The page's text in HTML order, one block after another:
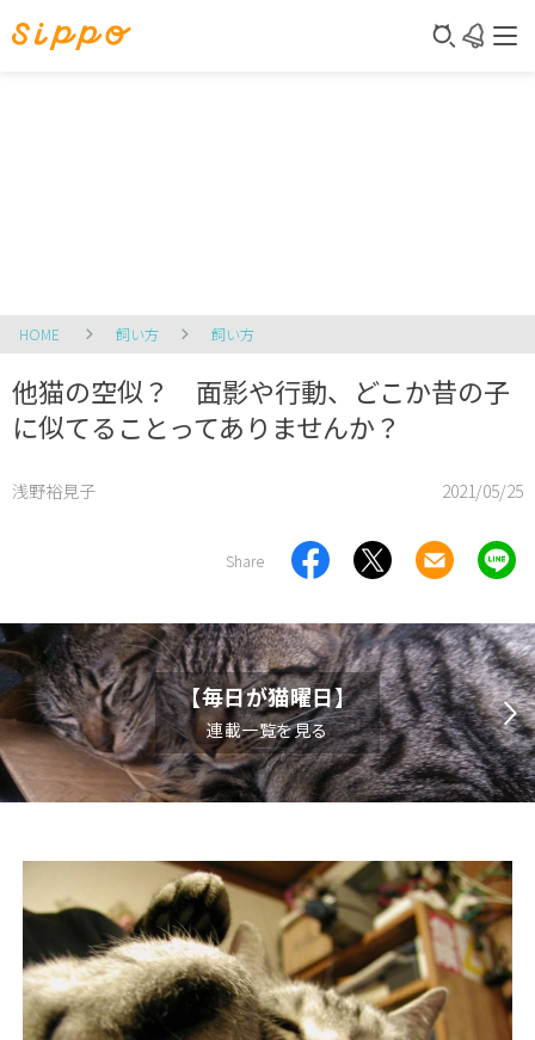
HOME 飼い方 飼い方
他猫の空似？ 面影や行動、どこか昔の子
に似てることってありませんか？
浅野裕見子 2021/05/25
Share
【毎日が猫曜日】
連載一覧を見る